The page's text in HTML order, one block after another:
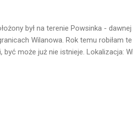
był na terenie Powsinka -
Wilanowa. Rok temu robiłam
być może już nie istnieje. Lokalizacja: